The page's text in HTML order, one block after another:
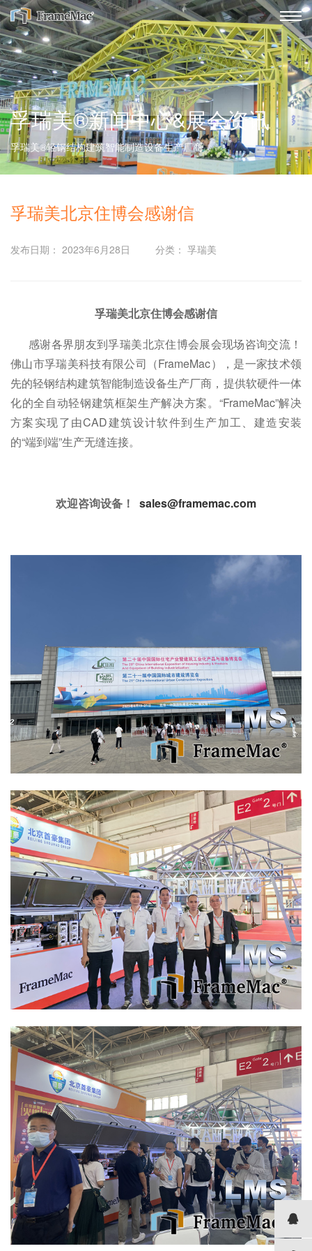
孚瑞美®新闻中心&展会资讯
孚瑞美®轻钢结构建筑智能制造设备生产厂商
孚瑞美北京住博会感谢信
发布日期： 2023年6月28日 分类： 孚瑞美
孚瑞美北京住博会感谢信
感谢各界朋友到孚瑞美北京住博会展会现场咨询交流！
佛山市孚瑞美科技有限公司（FrameMac），是一家技术领
先的轻钢结构建筑智能制造设备生产厂商，提供软硬件一体
化的全自动轻钢建筑框架生产解决方案。“FrameMac”解决
方案实现了由CAD建筑设计软件到生产加工、建造安装
的“端到端”生产无缝连接。
欢迎咨询设备！ sales@framemac.com